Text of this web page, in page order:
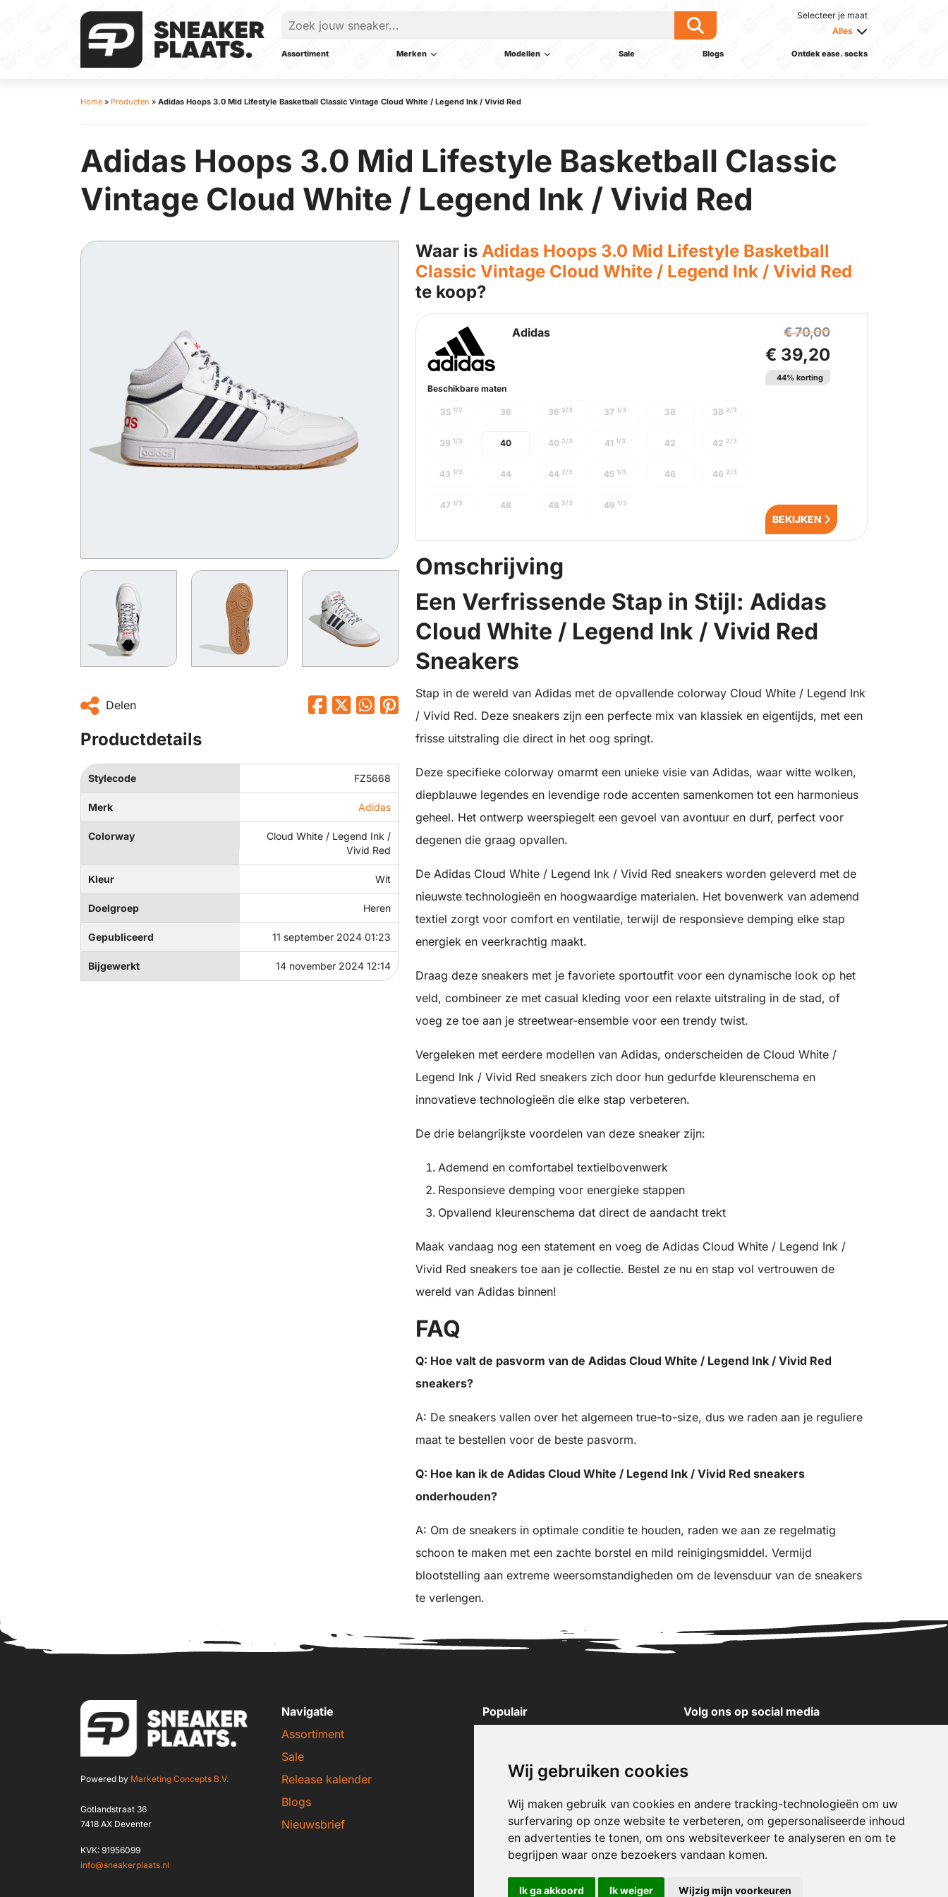
Wij gebruiken cookies
Wij maken gebruik van cookies en andere tracking-technologieën om uw
surfervaring op onze website te verbeteren, om gepersonaliseerde inhoud
en advertenties te tonen, om ons websiteverkeer te analyseren en om te
begrijpen waar onze bezoekers vandaan komen.
Ik ga akkoord Ik weiger Wijzig mijn voorkeuren
Selecteer je maat
Alles
Assortiment Merken Modellen Sale Blogs Ontdek ease. socks
Home » Producten » Adidas Hoops 3.0 Mid Lifestyle Basketball Classic Vintage Cloud White / Legend Ink / Vivid Red
Adidas Hoops 3.0 Mid Lifestyle Basketball Classic
Vintage Cloud White / Legend Ink / Vivid Red
Delen
Productdetails
Stylecode FZ5668
Merk Adidas
Colorway
Cloud White / Legend Ink /
Vivid Red
Kleur Wit
Doelgroep Heren
Gepubliceerd 11 september 2024 01:23
Bijgewerkt 14 november 2024 12:14
Waar is Adidas Hoops 3.0 Mid Lifestyle Basketball
Classic Vintage Cloud White / Legend Ink / Vivid Red
te koop?
Adidas
Beschikbare maten
40
35 1/2 36 362/3 371/3 38 38 2/3
391/3 402/3 411/3 42 42 2/3
431/3 44 442/3 451/3 46 46 2/3
47 1/3 48 482/3 49 1/3
€ 70,00
€ 39,20
44% korting
BEKIJKEN
Omschrijving
Een Verfrissende Stap in Stijl: Adidas
Cloud White / Legend Ink / Vivid Red
Sneakers
Stap in de wereld van Adidas met de opvallende colorway Cloud White / Legend Ink
/ Vivid Red. Deze sneakers zijn een perfecte mix van klassiek en eigentijds, met een
frisse uitstraling die direct in het oog springt.
Deze specifieke colorway omarmt een unieke visie van Adidas, waar witte wolken,
diepblauwe legendes en levendige rode accenten samenkomen tot een harmonieus
geheel. Het ontwerp weerspiegelt een gevoel van avontuur en durf, perfect voor
degenen die graag opvallen.
De Adidas Cloud White / Legend Ink / Vivid Red sneakers worden geleverd met de
nieuwste technologieën en hoogwaardige materialen. Het bovenwerk van ademend
textiel zorgt voor comfort en ventilatie, terwijl de responsieve demping elke stap
energiek en veerkrachtig maakt.
Draag deze sneakers met je favoriete sportoutfit voor een dynamische look op het
veld, combineer ze met casual kleding voor een relaxte uitstraling in de stad, of
voeg ze toe aan je streetwear-ensemble voor een trendy twist.
Vergeleken met eerdere modellen van Adidas, onderscheiden de Cloud White /
Legend Ink / Vivid Red sneakers zich door hun gedurfde kleurenschema en
innovatieve technologieën die elke stap verbeteren.
De drie belangrijkste voordelen van deze sneaker zijn:
Ademend en comfortabel textielbovenwerk
Responsieve demping voor energieke stappen
Opvallend kleurenschema dat direct de aandacht trekt
Maak vandaag nog een statement en voeg de Adidas Cloud White / Legend Ink /
Vivid Red sneakers toe aan je collectie. Bestel ze nu en stap vol vertrouwen de
wereld van Adidas binnen!
FAQ
Q: Hoe valt de pasvorm van de Adidas Cloud White / Legend Ink / Vivid Red
sneakers?
A: De sneakers vallen over het algemeen true-to-size, dus we raden aan je reguliere
maat te bestellen voor de beste pasvorm.
Q: Hoe kan ik de Adidas Cloud White / Legend Ink / Vivid Red sneakers
onderhouden?
A: Om de sneakers in optimale conditie te houden, raden we aan ze regelmatig
schoon te maken met een zachte borstel en mild reinigingsmiddel. Vermijd
blootstelling aan extreme weersomstandigheden om de levensduur van de sneakers
te verlengen.
Powered by Marketing Concepts B.V.
Gotlandstraat 36
7418 AX Deventer
KVK: 91956099
info@sneakerplaats.nl
Navigatie
Assortiment
Sale
Release kalender
Blogs
Nieuwsbrief
Populair
New Balance sneakers
Puma sneakers
Converse sneakers
Volg ons op social media
X
Pinterest